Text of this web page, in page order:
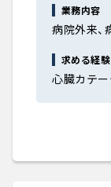
業務内容
病院外来、
求める経
心臓カテ